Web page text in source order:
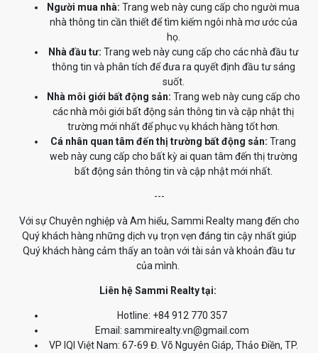
Người mua nhà: Trang web này cung cấp cho người mua
nhà thông tin cần thiết để tìm kiếm ngôi nhà mơ ước của
họ.
Nhà đầu tư: Trang web này cung cấp cho các nhà đầu tư
thông tin và phân tích để đưa ra quyết định đầu tư sáng
suốt.
Nhà môi giới bất động sản: Trang web này cung cấp cho
các nhà môi giới bất động sản thông tin và cập nhật thị
trường mới nhất để phục vụ khách hàng tốt hơn.
Cá nhân quan tâm đến thị trường bất động sản: Trang
web này cung cấp cho bất kỳ ai quan tâm đến thị trường
bất động sản thông tin và cập nhật mới nhất.
---
Với sự Chuyên nghiệp và Am hiểu, Sammi Realty mang đến cho
Quý khách hàng những dịch vụ trọn vẹn đáng tin cậy nhất giúp
Quý khách hàng cảm thấy an toàn với tài sản và khoản đầu tư
của mình.
Liên hệ Sammi Realty tại:
Hotline: +84 912 770 357
Email: sammirealty.vn@gmail.com
VP IQI Việt Nam: 67-69 Đ. Võ Nguyên Giáp, Thảo Điền, TP.